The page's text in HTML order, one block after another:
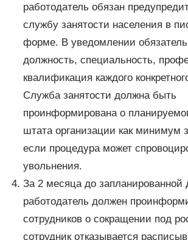
работодатель обязан
службу занятости населения в
форме. В уведомлении
должность, специальность,
квалификация каждого
Служба занятости должна быть
проинформирована о
штата организации как минимум
если процедура может
увольнения.
За 2 месяца до запланированной
работодатель должен
сотрудников о сокращении под
сотрудник отказывается